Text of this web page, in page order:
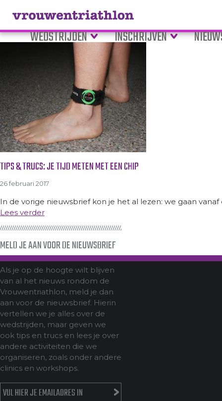
WEDSTRIJDEN INSCHRIJVEN
Tag Archive: groen
TIPS & TRUCS: JE TIJD METEN MET EEN CHIP
26 februari 2017
In de vorige nieuwsbrief kon je het al lezen: we gaan
Lees verder
MELD JE AAN VOOR DE NIEUWSBRIEF
Als je op de hoogte wilt blijven
van al het nieuws rondom de
Vrouwentriathlon, meld je dan
aan voor de nieuwsbrief. Hierin
vertellen we je alles over de
wedstrijden, maar geven we
ook tips en trucs en lees je over
andere activiteiten die we
organiseren, zoals onder andere
clinics en workshops.